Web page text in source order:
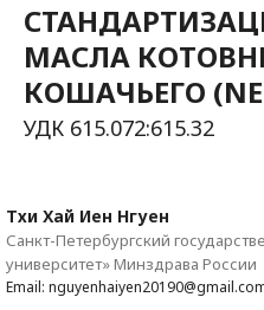
МАСЛА
КОШАЧЬЕГО
УДК 615.072:615.32
Тхи Хай Иен Нгуен
Санкт-Петербургский
университет» Минздрава России
Email: